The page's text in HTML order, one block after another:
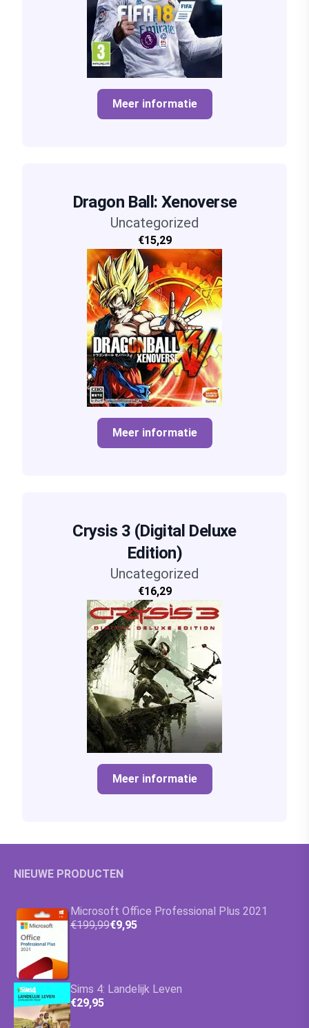
Meer informatie
Dragon Ball: Xenoverse
Uncategorized
€15,29
Meer informatie
Crysis 3 (Digital Deluxe
Edition)
Uncategorized
€16,29
Meer informatie
NIEUWE PRODUCTEN
Microsoft Office Professional Plus 2021
€199,99€9,95
Sims 4: Landelijk Leven
€29,95